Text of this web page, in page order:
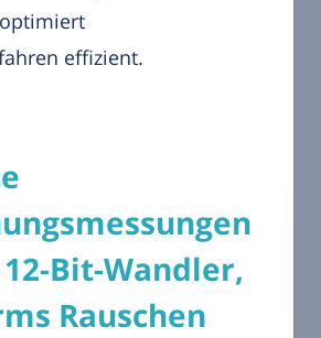
effizient.
Bit-Wandler,
Rauschen